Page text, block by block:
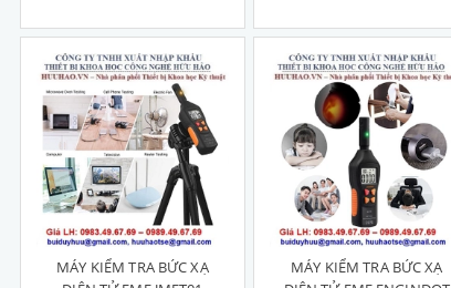
MÁY KIỂM TRA BỨC XẠ
MÁY KIỂM TRA BỨC XẠ